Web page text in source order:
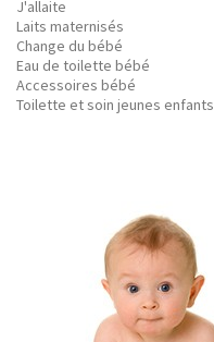
J'allaite
Laits maternisés
Change du bébé
Eau de toilette bébé
Accessoires bébé
Toilette et soin jeunes enfants